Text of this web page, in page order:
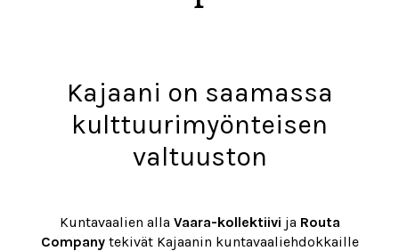
Kajaani on saamassa
kulttuurimyönteisen
valtuuston
Kuntavaalien alla Vaara-kollektiivi ja Routa
Companytekivät Kajaanin kuntavaaliehdokkaille